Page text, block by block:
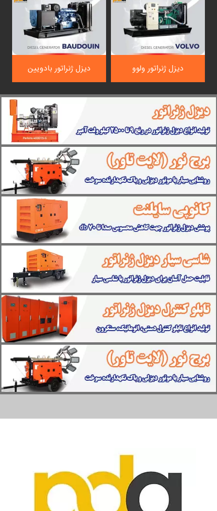
دیزل ژنراتور ولوو دیزل ژنراتور بادویین